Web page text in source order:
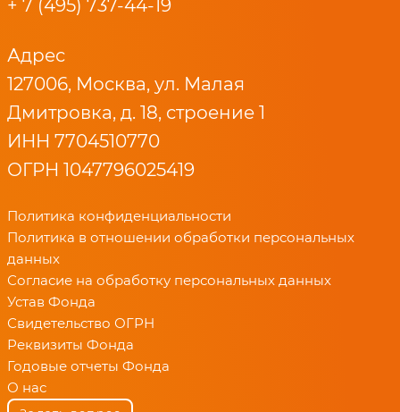
+ 7 (495) 737-44-19
Адрес
127006, Москва, ул. Малая
Дмитровка, д. 18, строение 1
ИНН 7704510770
ОГРН 1047796025419
Политика конфиденциальности
Политика в отношении обработки персональных
данных
Согласие на обработку персональных данных
Устав Фонда
Свидетельство ОГРН
Реквизиты Фонда
Годовые отчеты Фонда
О нас